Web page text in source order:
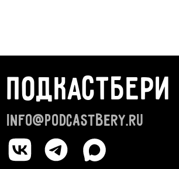
ПОДКАСТБЕРИ
info@podcastbery.ru